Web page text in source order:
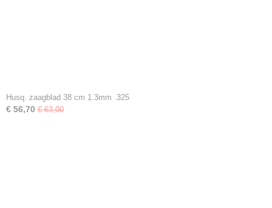
Husq. zaagblad 38 cm 1.3mm .325
€ 56,70 € 63,00